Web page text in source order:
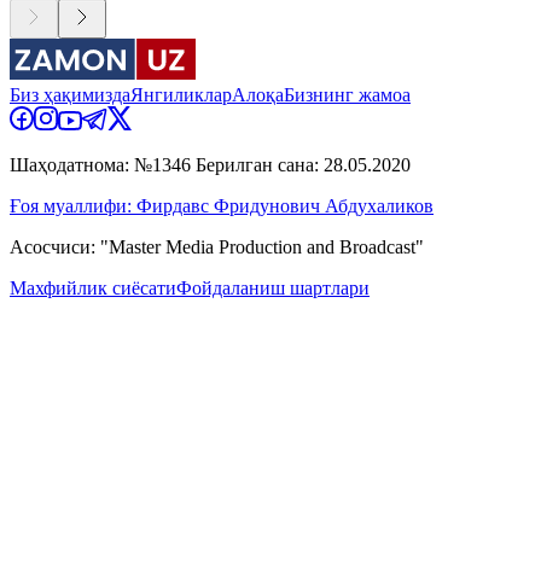
Биз ҳақимиздаЯнгиликларАлоқаБизнинг жамоа
Шаҳодатнома: №1346 Берилган сана: 28.05.2020
Ғоя муаллифи: Фирдавс Фридунович Абдухаликов
Асосчиси: "Master Media Production and Broadcast"
Махфийлик сиёсатиФойдаланиш шартлари